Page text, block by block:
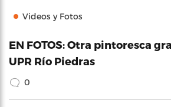
Videos y Fotos
EN FOTOS: Otra pintoresca
UPR Río Piedras
0